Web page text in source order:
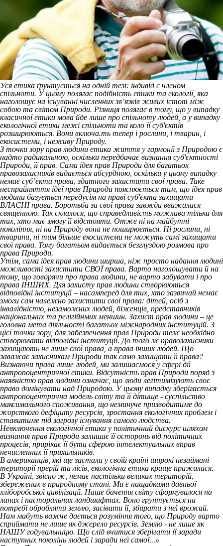
Уся етика ґрунтується на одній тезі: індивід є членом
спільноти. У цьому полягає подібність етики та екології, яка
наголошує на існуванні численних зв’язків живих істот між
собою та світом Природи. Різниця полягає в тому, що у випадку
класичної етики мова йде лише про спільноту людей, а у випадку
екологічної етики межі спільноти та коло її суб'єктів
розширюються. Вони включа.ть тепер і рослини, і тварин, і
екосистеми, і неживу Природу.
З точки зору прав людини етика життя у гармонії з Природою є
надто радикальною, оскільки передбачає визнання суб'єктності
Природи, її прав. Сама ідея прав Природи для багатьох
правозахисників видається абсурдною, оскільки у цьому випадку
немає суб’єкта права, здатного захистити свої права. Таке
несприйняття ідеї прав Природи пояснюється тим, що ідея прав
людини базується передусім на праві суб'єкта захищати
ВЛАСНІ права. Боротьба за свої права завжди вважалася
священною. Так склалося, що справедливість можлива тільки для
тих, хто має змогу її відстояти. Отже ні на майбутні
покоління, ні на Природу вона не поширюється. Ні рослини, ні
тварини, ні тим більше екосистеми не можуть самі захищати
свої права. Тому багатьом видається безглуздою розмова про
права Природи.
Утім, сама ідея прав людини ширша, ніж просто надання людині
можливості захистити СВОЇ права. Варто наголошувати й на
тому, що говорячи про права людини, не варто забувати і про
права ІНШИХ. Для захисту прав людини створюються
відповідні інституції – насамперед для тих, хто зазвичай немає
змоги сам належно захистити свої права: дітей, осіб з
інвалідністю, незаможних людей, біженців, представників
національних та релігійнмих меншин. Захист прав людини – це
головна мета діяльності багатьох міжнародних інституцій. З
цієї точки зору, для забезпечення прав Природи теж необхідно
створювати відповідні інституції. До того ж правозахисники
захищають не лише свої права, а права інших людей. Що
заважає захисникам Природи так само захищати її права?
Визнаючи права лише людей, ми залишаємося у сфері дії
антропоцентричної етики. Відсутність прав Природи поряд з
наявністю прав людини означає, що люди легітимізують своє
право домінувати над Природою. У цьому випадку зберігається
антропоцентрична модель світу та її дітище - суспільство
максимального споживання, що неминуче призводитиме до
жорсткого дефіциту ресурсів, зростання екологічних проблем і
ставитиме під загрозу існування самого людства.
Невключення екологічної етики у політичний дискурс шляхом
визнання прав Природи залишає її осторонь від політичних
процесів, прирікає її бути сферою інтелектуальних вправ
нечисленних її прихильників.
В американців, які ще застали у своїй країні широкі незаймані
території прерій та лісів, екологічна етика краще прижилася.
В Україні, звісно ж, немає настільки великих територій,
збережених в природному стані. Ми є нащадками давньої
хліборобської цивілізації. Наше бачення світу сформувалося на
ланах і пасторальних ландшафтах. Воно грунтується на
потребі обробляти землю, засівати її, збирати з неї врожай.
Нам мабуть важче дається розуміння того, що Природу варто
сприймати не лише як джерело ресурсів. Землю - не лише як
НАШУ годувальницю. Що слід вчитися зберігати її заради
наступних поколінь людей і заради неї самої...»